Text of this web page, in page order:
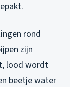
rond
zijn
lood wordt
beetje water